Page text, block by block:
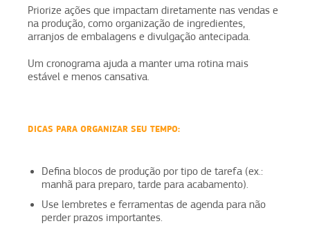
Priorize ações que impactam diretamente nas vendas e
na produção, como organização de ingredientes,
arranjos de embalagens e divulgação antecipada.
Um cronograma ajuda a manter uma rotina mais
estável e menos cansativa.
DICAS PARA ORGANIZAR SEU TEMPO:
Defina blocos de produção por tipo de tarefa (ex.:
manhã para preparo, tarde para acabamento).
Use lembretes e ferramentas de agenda para não
perder prazos importantes.